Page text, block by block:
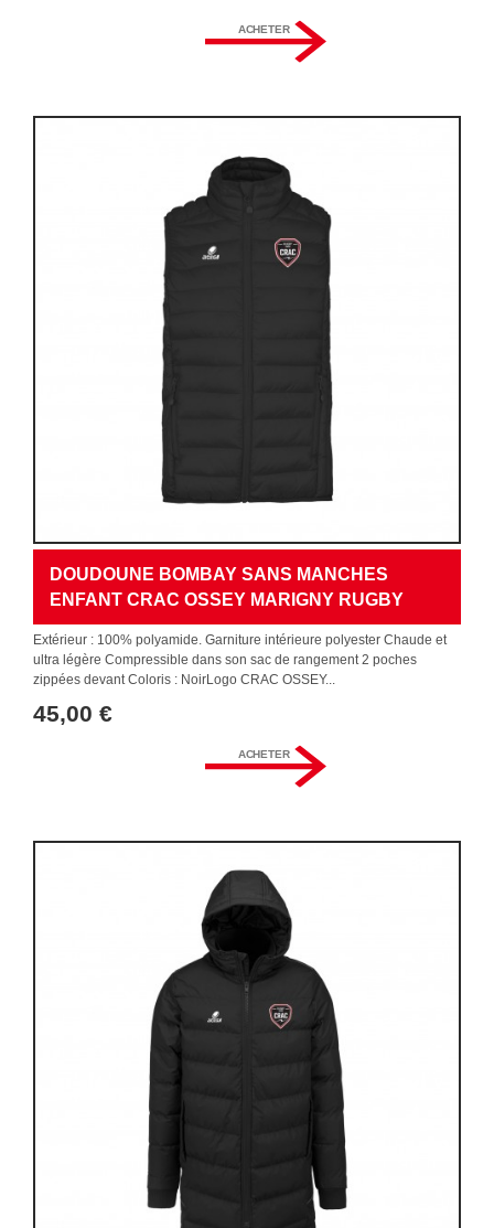
ACHETER
DOUDOUNE BOMBAY SANS MANCHES
ENFANT CRAC OSSEY MARIGNY RUGBY
Extérieur : 100% polyamide. Garniture intérieure polyester Chaude et
ultra légère Compressible dans son sac de rangement 2 poches
zippées devant Coloris : NoirLogo CRAC OSSEY...
45,00 €
ACHETER